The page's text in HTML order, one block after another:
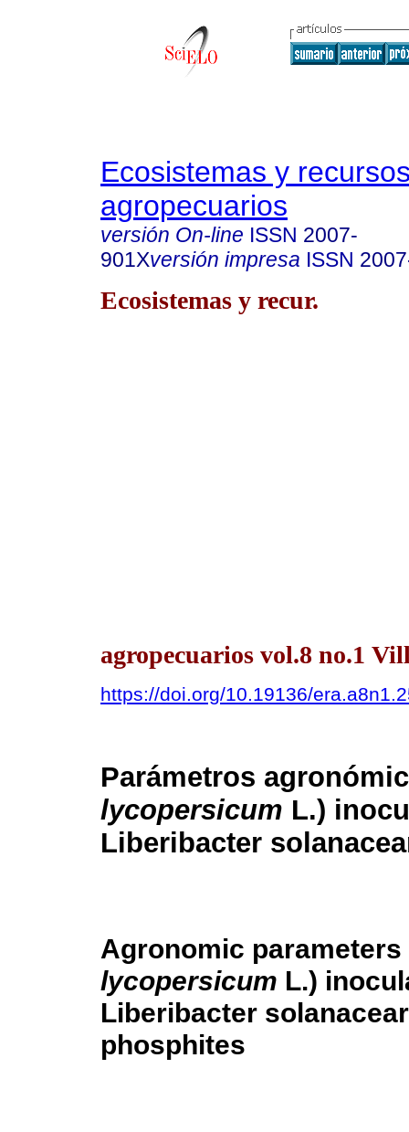
Ecosistemas y
agropecuarios
versión On-line ISSN 2007-
901Xversión impresa ISSN
Ecosistemas y recur.
agropecuarios vol.8 no.1
https://doi.org/10.19136/
Parámetros
lycopersicum L.)
Liberibacter
Agronomic
lycopersicum L.)
Liberibacter
phosphites